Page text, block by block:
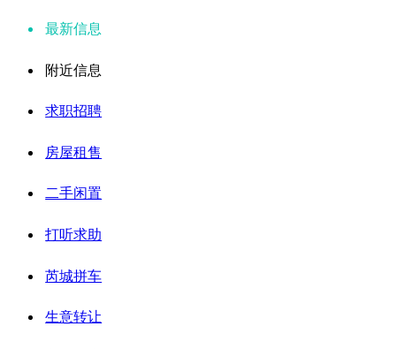
最新信息
附近信息
求职招聘
房屋租售
二手闲置
打听求助
芮城拼车
生意转让